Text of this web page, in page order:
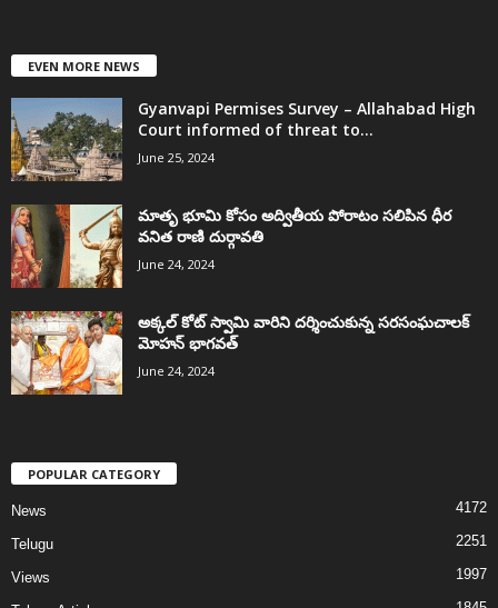
EVEN MORE NEWS
Gyanvapi Permises Survey – Allahabad High
Court informed of threat to...
June 25, 2024
మాతృ భూమి కోసం అద్వితీయ పోరాటం సలిపిన ధీర
వనిత రాణి దుర్గావతి
June 24, 2024
అక్కల్‌ కోట్‌ స్వామి వారిని దర్శించుకున్న సరసంఘచాలక్
మోహన్ భాగవత్
June 24, 2024
POPULAR CATEGORY
News 4172
Telugu 2251
Views 1997